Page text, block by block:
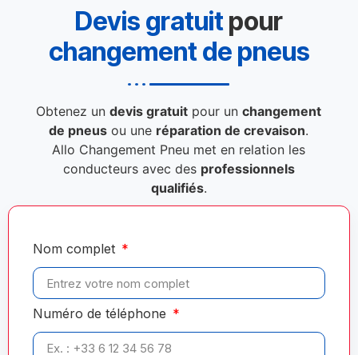
Devis gratuitpour
changement de pneus
Obtenez undevis gratuit pour unchangement
de pneus ou une réparation de crevaison.
Allo Changement Pneu met en relation les
conducteurs avec des professionnels
qualifiés.
Nom complet
Numéro de téléphone